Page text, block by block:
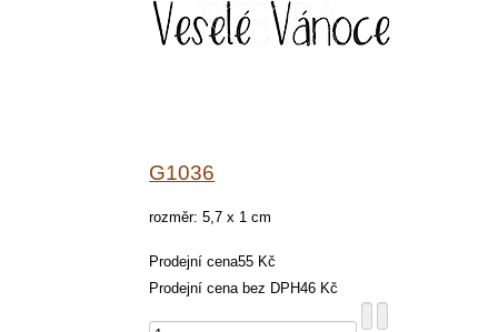
G1036
rozměr: 5,7 x 1 cm
Prodejní cena55 Kč
Prodejní cena bez DPH46 Kč